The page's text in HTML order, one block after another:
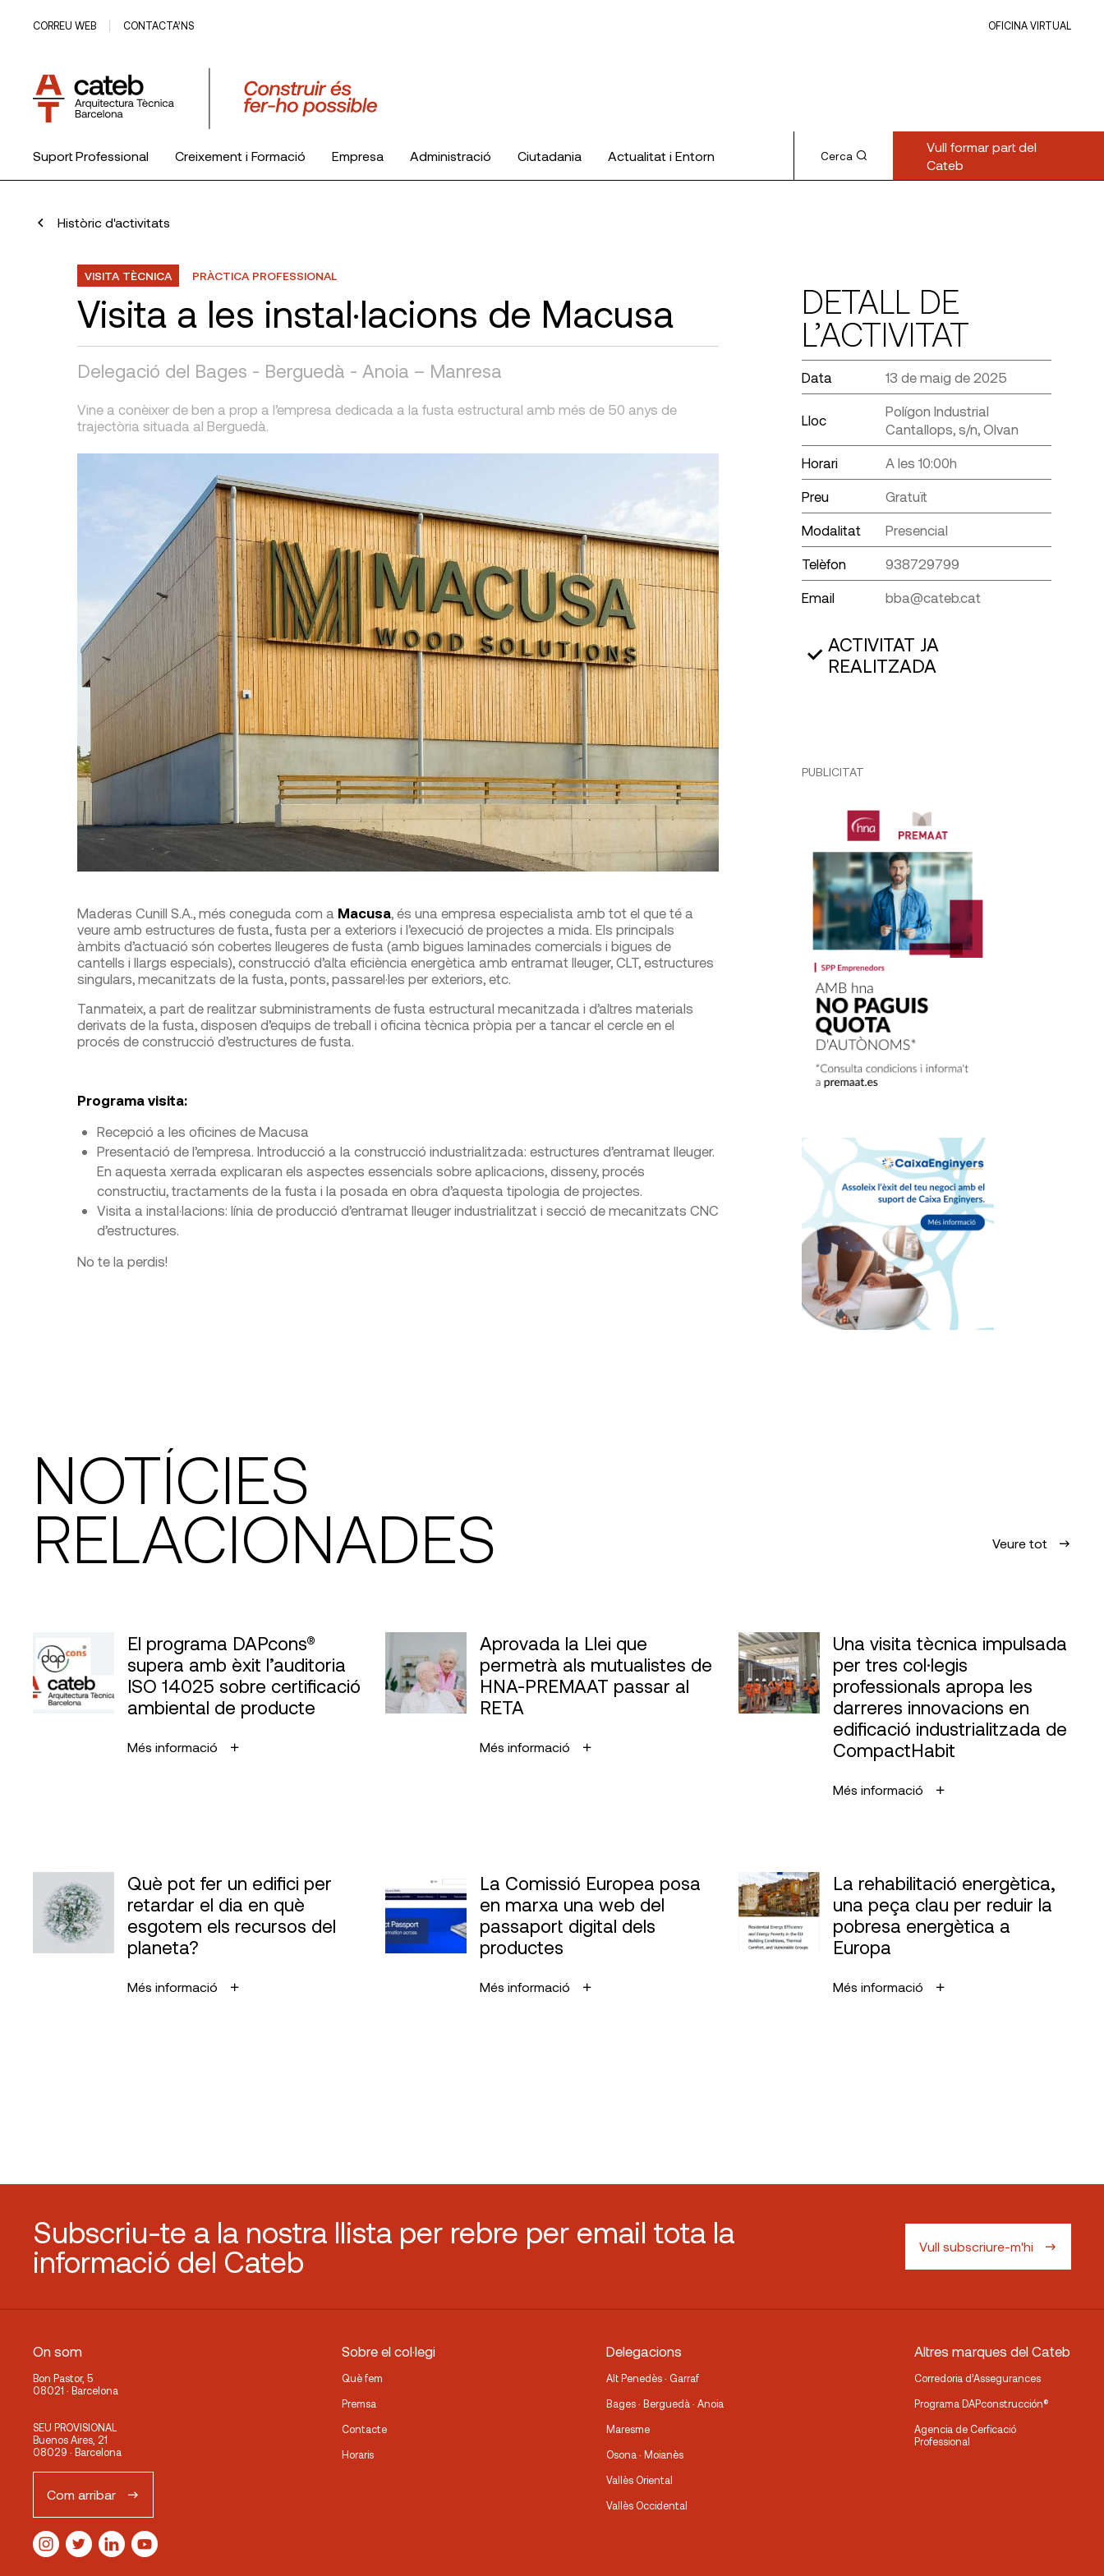
CORREU WEB CONTACTA’NS OFICINA VIRTUAL
Suport Professional Creixement i Formació Empresa Administració Ciutadania Actualitat i Entorn Cerca
Vull formar part del
Cateb
Històric d'activitats
VISITA TÈCNICA PRÀCTICA PROFESSIONAL
Visita a les instal·lacions de Macusa
Delegació del Bages - Berguedà - Anoia – Manresa
Vine a conèixer de ben a prop a l’empresa dedicada a la fusta estructural amb més de 50 anys de
trajectòria situada al Berguedà.
Maderas Cunill S.A., més coneguda com a Macusa, és una empresa especialista amb tot el que té a
veure amb estructures de fusta, fusta per a exteriors i l’execució de projectes a mida. Els principals
àmbits d’actuació són cobertes lleugeres de fusta (amb bigues laminades comercials i bigues de
cantells i llargs especials), construcció d’alta eficiència energètica amb entramat lleuger, CLT, estructures
singulars, mecanitzats de la fusta, ponts, passarel·les per exteriors, etc.
Tanmateix, a part de realitzar subministraments de fusta estructural mecanitzada i d’altres materials
derivats de la fusta, disposen d’equips de treball i oficina tècnica pròpia per a tancar el cercle en el
procés de construcció d’estructures de fusta.
Programa visita:
Recepció a les oficines de Macusa
Presentació de l’empresa. Introducció a la construcció industrialitzada: estructures d’entramat lleuger.
En aquesta xerrada explicaran els aspectes essencials sobre aplicacions, disseny, procés
constructiu, tractaments de la fusta i la posada en obra d’aquesta tipologia de projectes.
Visita a instal·lacions: línia de producció d’entramat lleuger industrialitzat i secció de mecanitzats CNC
d’estructures.
No te la perdis!
DETALL DE
L’ACTIVITAT
Data 13 de maig de 2025
Lloc
Polígon Industrial
Cantallops, s/n, Olvan
Horari A les 10:00h
Preu Gratuït
Modalitat Presencial
Telèfon 938729799
Email bba@cateb.cat
ACTIVITAT JA
REALITZADA
PUBLICITAT
NOTÍCIES
RELACIONADES Veure tot
El programa DAPcons®
supera amb èxit l’auditoria
ISO 14025 sobre certificació
ambiental de producte
Més informació
Aprovada la Llei que
permetrà als mutualistes de
HNA-PREMAAT passar al
RETA
Més informació
Una visita tècnica impulsada
per tres col·legis
professionals apropa les
darreres innovacions en
edificació industrialitzada de
CompactHabit
Més informació
Què pot fer un edifici per
retardar el dia en què
esgotem els recursos del
planeta?
Més informació
La Comissió Europea posa
en marxa una web del
passaport digital dels
productes
Més informació
La rehabilitació energètica,
una peça clau per reduir la
pobresa energètica a
Europa
Més informació
Subscriu-te a la nostra llista per rebre per email tota la
informació del Cateb
Vull subscriure-m'hi
On som
Bon Pastor, 5
08021 · Barcelona
SEU PROVISIONAL
Buenos Aires, 21
08029 · Barcelona
Com arribar
Sobre el col·legi
Què fem
Premsa
Contacte
Horaris
Delegacions
Alt Penedès · Garraf
Bages · Berguedà · Anoia
Maresme
Osona · Moianès
Vallès Oriental
Vallès Occidental
Altres marques del Cateb
Corredoria d’Assegurances
Programa DAPconstrucción®
Agencia de Cerficació
Professional